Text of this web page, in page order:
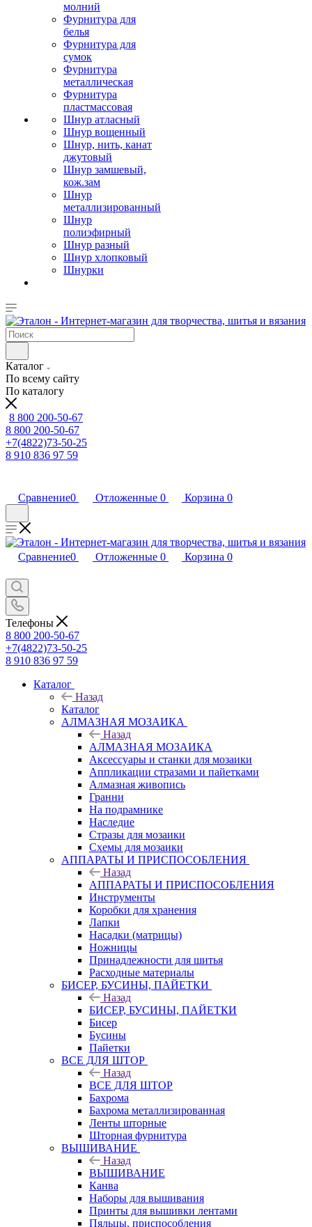
молний
Фурнитура для
белья
Фурнитура для
сумок
Фурнитура
металлическая
Фурнитура
пластмассовая
Шнур атласный
Шнур вощенный
Шнур, нить, канат
джутовый
Шнур замшевый,
кож.зам
Шнур
металлизированный
Шнур
полиэфирный
Шнур разный
Шнур хлопковый
Шнурки
Каталог
По всему сайту
По каталогу
8 800 200-50-67
8 800 200-50-67
+7(4822)73-50-25
8 910 836 97 59
Сравнение0 Отложенные 0 Корзина 0
Сравнение0 Отложенные 0 Корзина 0
Телефоны
8 800 200-50-67
+7(4822)73-50-25
8 910 836 97 59
Каталог
Назад
Каталог
АЛМАЗНАЯ МОЗАИКА
Назад
АЛМАЗНАЯ МОЗАИКА
Аксессуары и станки для мозаики
Аппликации стразами и пайетками
Алмазная живопись
Гранни
На подрамнике
Наследие
Стразы для мозаики
Схемы для мозаики
АППАРАТЫ И ПРИСПОСОБЛЕНИЯ
Назад
АППАРАТЫ И ПРИСПОСОБЛЕНИЯ
Инструменты
Коробки для хранения
Лапки
Насадки (матрицы)
Ножницы
Принадлежности для шитья
Расходные материалы
БИСЕР, БУСИНЫ, ПАЙЕТКИ
Назад
БИСЕР, БУСИНЫ, ПАЙЕТКИ
Бисер
Бусины
Пайетки
ВСЕ ДЛЯ ШТОР
Назад
ВСЕ ДЛЯ ШТОР
Бахрома
Бахрома металлизированная
Ленты шторные
Шторная фурнитура
ВЫШИВАНИЕ
Назад
ВЫШИВАНИЕ
Канва
Наборы для вышивания
Принты для вышивки лентами
Пяльцы, приспособления